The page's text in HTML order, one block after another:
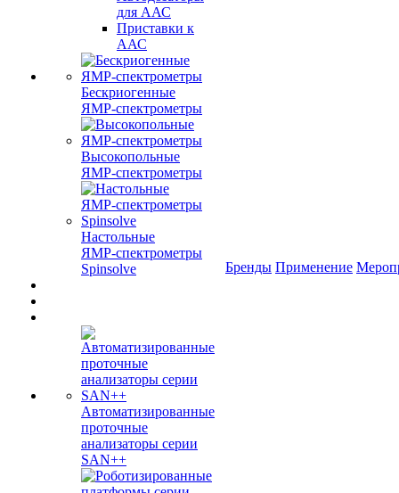
для ААС
Приставки к
ААС
Бескриогенные
ЯМР‑спектрометры
Высокопольные
ЯМР‑спектрометры
Настольные
ЯМР‑спектрометры
Spinsolve
Автоматизированные
проточные
анализаторы серии
SAN++
Бренды Применение